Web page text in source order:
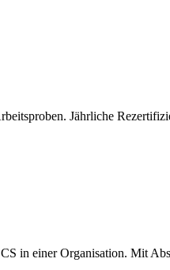
Jährliche
in einer Organisation. Mit